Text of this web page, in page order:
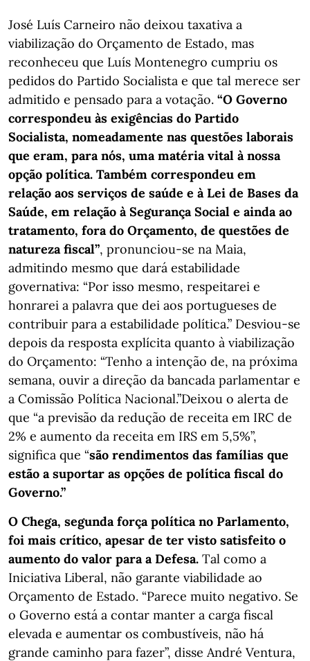
José Luís Carneiro não deixou taxativa a
viabilização do Orçamento de Estado, mas
reconheceu que Luís Montenegro cumpriu os
pedidos do Partido Socialista e que tal merece ser
admitido e pensado para a votação. “O Governo
correspondeu às exigências do Partido
Socialista, nomeadamente nas questões laborais
que eram, para nós, uma matéria vital à nossa
opção política. Também correspondeu em
relação aos serviços de saúde e à Lei de Bases da
Saúde, em relação à Segurança Social e ainda ao
tratamento, fora do Orçamento, de questões de
natureza fiscal”, pronunciou-se na Maia,
admitindo mesmo que dará estabilidade
governativa: “Por isso mesmo, respeitarei e
honrarei a palavra que dei aos portugueses de
contribuir para a estabilidade política.” Desviou-se
depois da resposta explícita quanto à viabilização
do Orçamento: “Tenho a intenção de, na próxima
semana, ouvir a direção da bancada parlamentar e
a Comissão Política Nacional.”Deixou o alerta de
que “a previsão da redução de receita em IRC de
2% e aumento da receita em IRS em 5,5%”,
significa que “são rendimentos das famílias que
estão a suportar as opções de política fiscal do
Governo.”
O Chega, segunda força política no Parlamento,
foi mais crítico, apesar de ter visto satisfeito o
aumento do valor para a Defesa. Tal como a
Iniciativa Liberal, não garante viabilidade ao
Orçamento de Estado. “Parece muito negativo. Se
o Governo está a contar manter a carga fiscal
elevada e aumentar os combustíveis, não há
grande caminho para fazer”, disse André Ventura,